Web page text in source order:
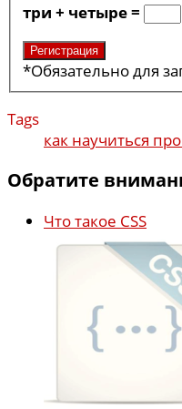
три + четыре =
*Обязательно для
Tags
как научиться
Обратите
Что такое CSS